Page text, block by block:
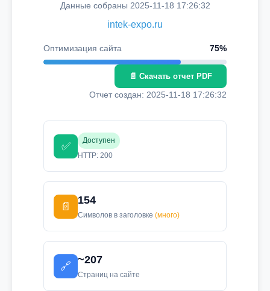
Данные собраны 2025-11-18 17:26:32
intek-expo.ru
Оптимизация сайта 75%
📄 Скачать отчет PDF
Отчет создан: 2025-11-18 17:26:32
✅
Доступен
HTTP: 200
📄
154
Символов в заголовке (много)
🔗
~207
Страниц на сайте